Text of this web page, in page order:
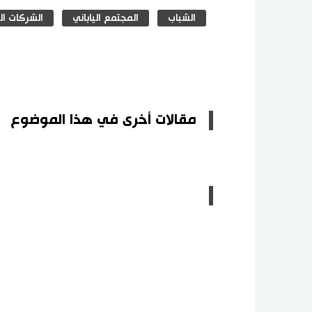
الشباب المجتمع الياباني الشركات
مقالات أخرى في هذا الموضوع